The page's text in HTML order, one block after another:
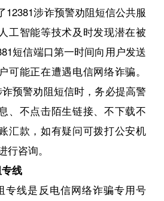
12381涉诈预警劝阻短信公共服
工智能等技术及时发现潜在被
短信端口第一时间向用户发送
可能正在遭遇电信网络诈骗。
预警劝阻短信时，务必提高警
、不点击陌生链接、不下载不
汇款，如有疑问可拨打公安机
行咨询。
线
线是反电信网络诈骗专用号